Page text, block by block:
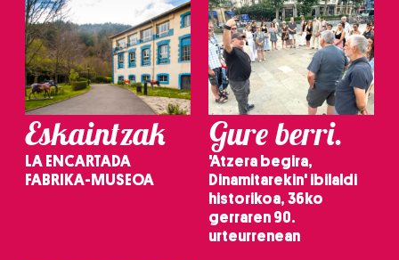
erabiltzeko baimen esplizitua ematen diguzu.Gehiago
irakurri
Eskaintzak
LA ENCARTADA
FABRIKA-MUSEOA
Gure berri.
'Atzera begira,
Dinamitarekin' ibilaldi
historikoa, 36ko
gerraren 90.
urteurrenean